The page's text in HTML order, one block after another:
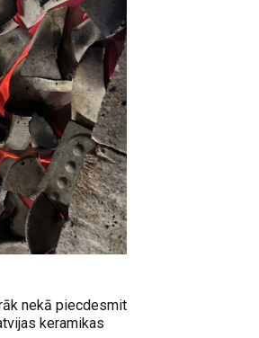
nekā piecdesmit
keramikas